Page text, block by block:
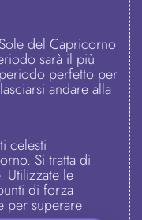
del Capricorno
sarà il più
perfetto per
andare alla
celesti
Si tratta di
Utilizzate le
di forza
per superare